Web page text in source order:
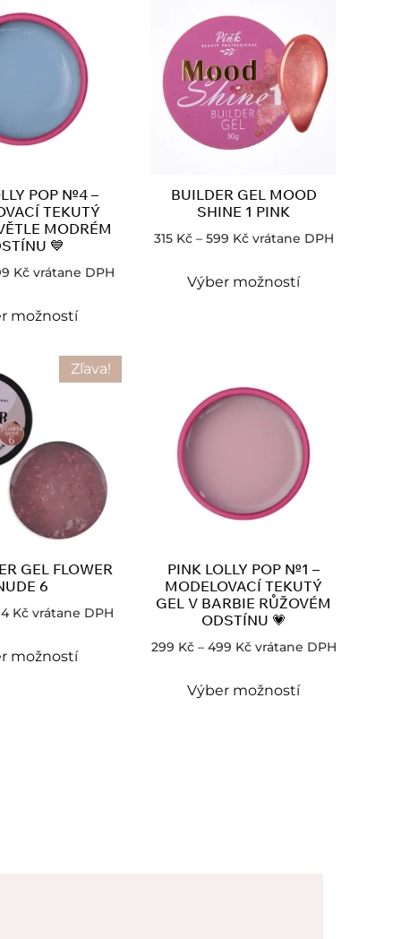
POP №4 –
TEKUTÝ
MODRÉM
💙
Kč vrátane DPH
možností
BUILDER GEL MOOD
SHINE 1 PINK
315 Kč – 599 Kč vrátane DPH
Výber možností
Zľava!
GEL FLOWER
6
Kč vrátane DPH
možností
PINK LOLLY POP №1 –
MODELOVACÍ TEKUTÝ
GEL V BARBIE RŮŽOVÉM
ODSTÍNU 💗
299 Kč – 499 Kč vrátane DPH
Výber možností